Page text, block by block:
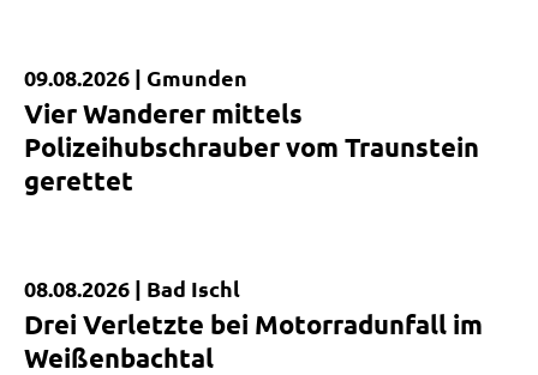
Kurzmeldung
09.08.2026 | Gmunden
Vier Wanderer mittels
Polizeihubschrauber vom Traunstein
gerettet
Kurzmeldung
08.08.2026 | Bad Ischl
Drei Verletzte bei Motorradunfall im
Weißenbachtal